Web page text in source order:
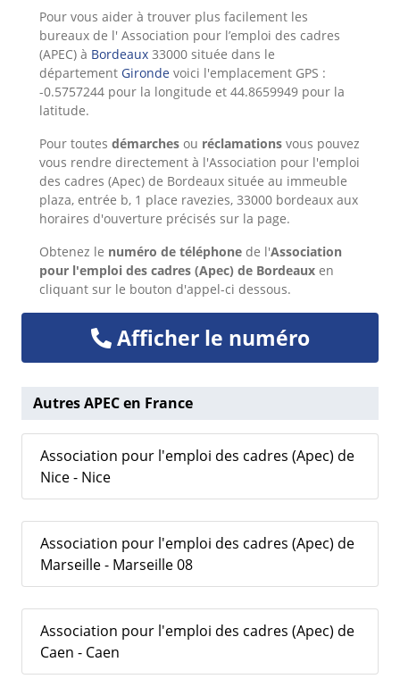
Pour vous aider à trouver plus facilement les
bureaux de l' Association pour l’emploi des cadres
(APEC) à Bordeaux 33000 située dans le
département Gironde voici l'emplacement GPS :
-0.5757244 pour la longitude et 44.8659949 pour la
latitude.
Pour toutes démarches ou réclamations vous pouvez
vous rendre directement à l'Association pour l'emploi
des cadres (Apec) de Bordeaux située au immeuble
plaza, entrée b, 1 place ravezies, 33000 bordeaux aux
horaires d'ouverture précisés sur la page.
Obtenez le numéro de téléphone de l'Association
pour l'emploi des cadres (Apec) de Bordeaux en
cliquant sur le bouton d'appel-ci dessous.
Afficher le numéro
Autres APEC en France
Association pour l'emploi des cadres (Apec) de
Nice - Nice
Association pour l'emploi des cadres (Apec) de
Marseille - Marseille 08
Association pour l'emploi des cadres (Apec) de
Caen - Caen